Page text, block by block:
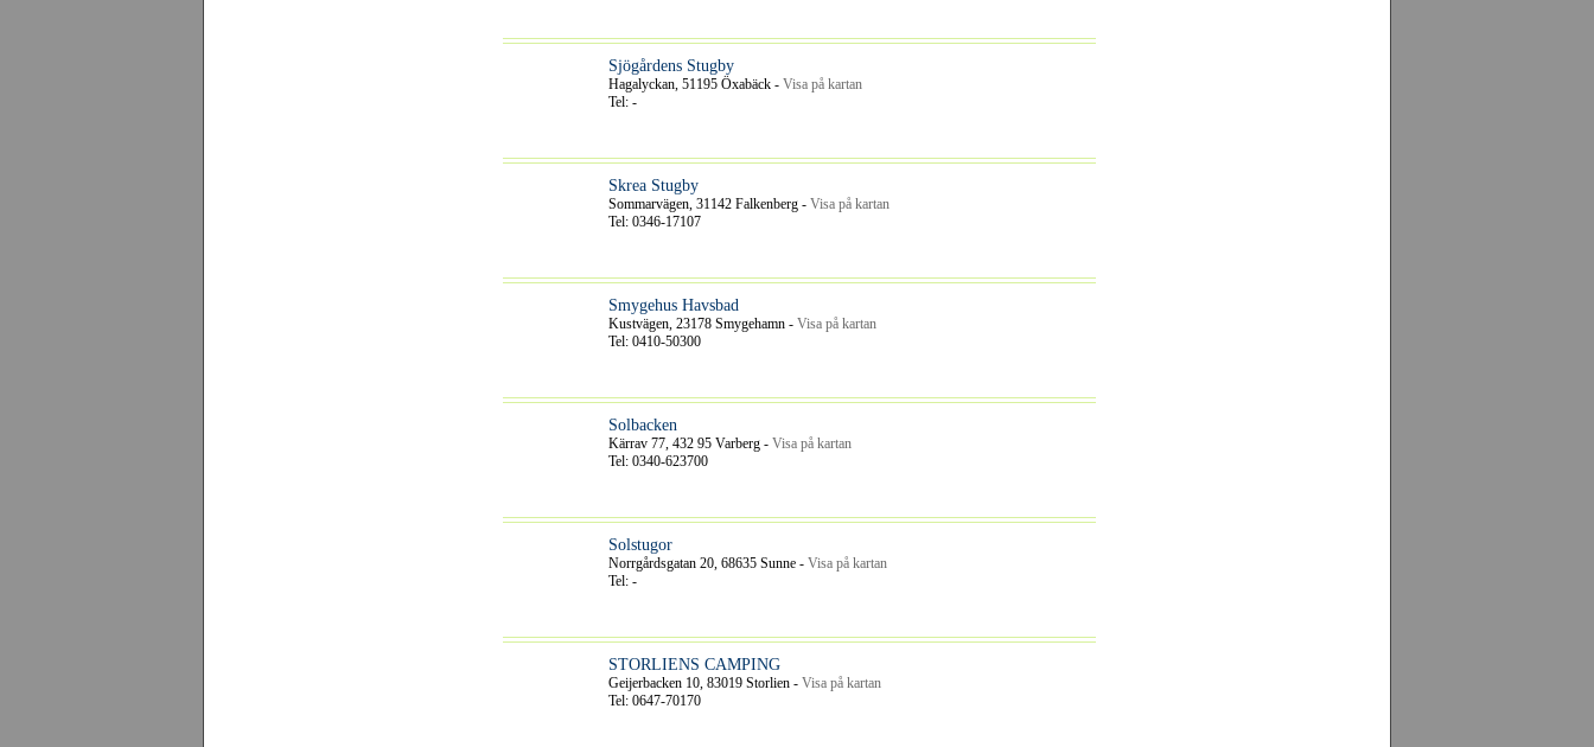
Sjögårdens Stugby
Hagalyckan, 51195 Öxabäck - Visa på kartan
Tel: -
Skrea Stugby
Sommarvägen, 31142 Falkenberg - Visa på kartan
Tel: 0346-17107
Smygehus Havsbad
Kustvägen, 23178 Smygehamn - Visa på kartan
Tel: 0410-50300
Solbacken
Kärrav 77, 432 95 Varberg - Visa på kartan
Tel: 0340-623700
Solstugor
Norrgårdsgatan 20, 68635 Sunne - Visa på kartan
Tel: -
STORLIENS CAMPING
Geijerbacken 10, 83019 Storlien - Visa på kartan
Tel: 0647-70170